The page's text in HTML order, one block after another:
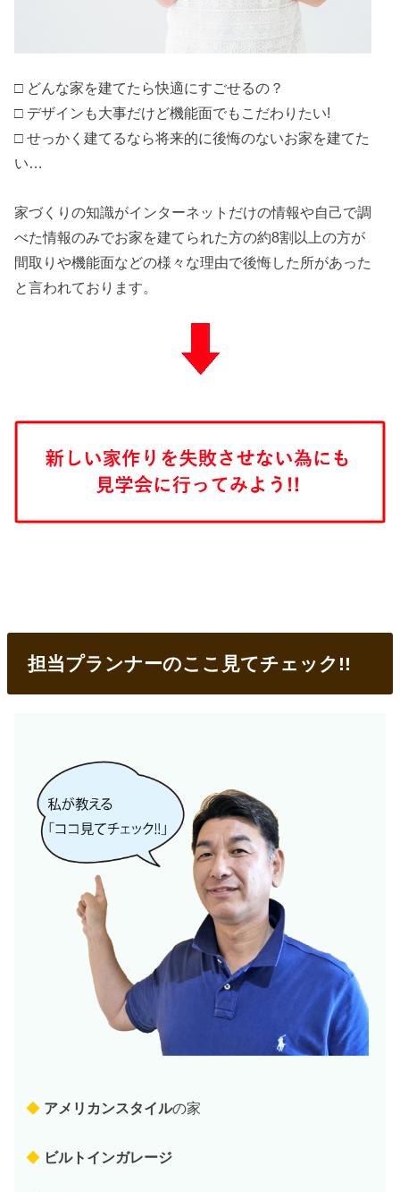
□ どんな家を建てたら快適にすごせるの？
□ デザインも大事だけど機能面でもこだわりたい!
□ せっかく建てるなら将来的に後悔のないお家を建てた
い…
家づくりの知識がインターネットだけの情報や自己で調
べた情報のみでお家を建てられた方の約8割以上の方が
間取りや機能面などの様々な理由で後悔した所があった
と言われております。
担当プランナーのここ見てチェック!!
◆ アメリカンスタイルの家
◆ ビルトインガレージ